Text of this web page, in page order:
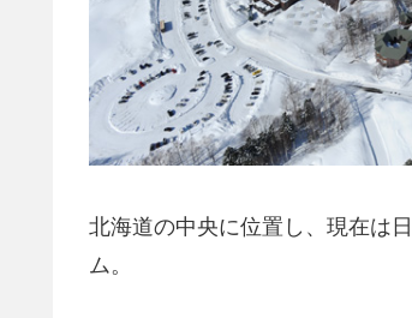
北海道の中央に位置し、現在は
ム。